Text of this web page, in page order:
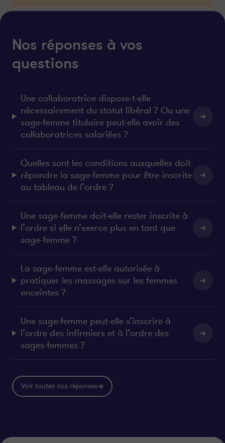
Nos réponses à vos
questions
Voir toutes nos réponses
Une collaboratrice dispose-t-elle
nécessairement du statut libéral ? Ou une
sage-femme titulaire peut-elle avoir des
collaboratrices salariées ?
Quelles sont les conditions auxquelles doit
répondre la sage-femme pour être inscrite
au tableau de l’ordre ?
Une sage-femme doit-elle rester inscrite à
l’ordre si elle n’exerce plus en tant que
sage-femme ?
La sage-femme est-elle autorisée à
pratiquer les massages sur les femmes
enceintes ?
Une sage-femme peut-elle s’inscrire à
l’ordre des infirmiers et à l’ordre des
sages-femmes ?